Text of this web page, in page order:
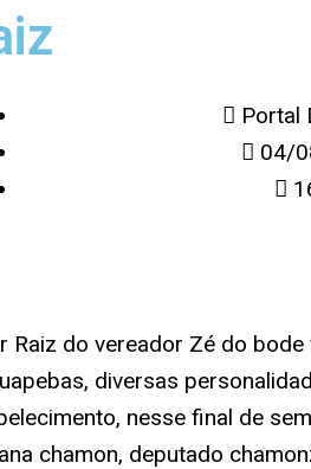
Portal
04/
Raiz do vereador Zé do
diversas
nesse final de
chamon, deputado